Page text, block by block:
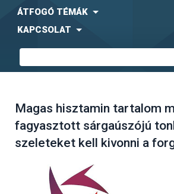
ÁTFOGÓ TÉMÁK
KAPCSOLAT
Magas hisztamin tartalom
fagyasztott sárgaúszójú
szeleteket kell kivonni a